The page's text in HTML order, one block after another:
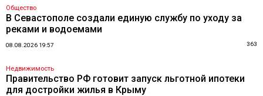
Общество
В Севастополе создали единую службу по уходу за
реками и водоемами
08.08.2026 19:57 363
Недвижимость
Правительство РФ готовит запуск льготной ипотеки
для достройки жилья в Крыму